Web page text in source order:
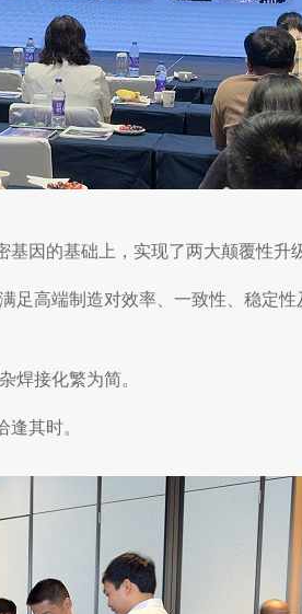
因的基础上，实现了两大颠覆性升
足高端制造对效率、一致性、稳定
焊接化繁为简。
其时。